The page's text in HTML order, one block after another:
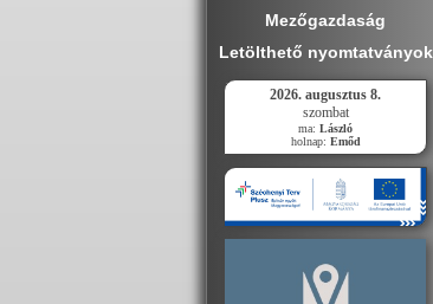
Mezőgazdaság
Letölthető nyomtatványok
2026. augusztus 8.
szombat
ma: László
holnap: Emőd